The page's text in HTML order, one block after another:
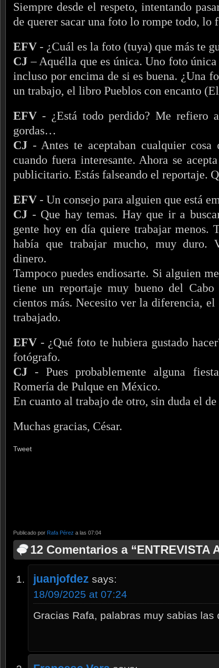
Siempre desde el respeto, intentando
de querer sacar una foto lo rompe todo, lo
EFV - ¿Cuál es la foto (tuya) que más te
CJ – Aquélla que es única. Uno foto
incluso por encima de si es buena. ¿Una
un trabajo, el libro Pueblos con encanto
EFV - ¿Está todo perdido? Me refiero
gordas…
CJ - Antes te aceptaban cualquier
cuando fuera interesante. Ahora se
publicitario. Estás falseando el reportaje.
EFV - Un consejo para alguien que está
CJ - Que hay temas. Hay que ir a
gente hoy en día quiere trabajar menos.
había que trabajar mucho, muy duro.
dinero.
Tampoco puedes endiosarte. Si alguien
tiene un reportaje muy bueno del
cientos más. Necesito ver la diferencia,
trabajado.
EFV - ¿Qué foto te hubiera gustado
fotógrafo.
CJ - Pues probablemente alguna
Romería de Pulque en México.
En cuanto al trabajo de otro, sin duda el
Muchas gracias, César.
Tweet
Publicado por Rafa Pérez a las 07:04
12 Comentarios a “ENTREVISTA
juanjofdez says:
18/09/2025 at 07:24
Gracias Rafa, palabras muy sabias las